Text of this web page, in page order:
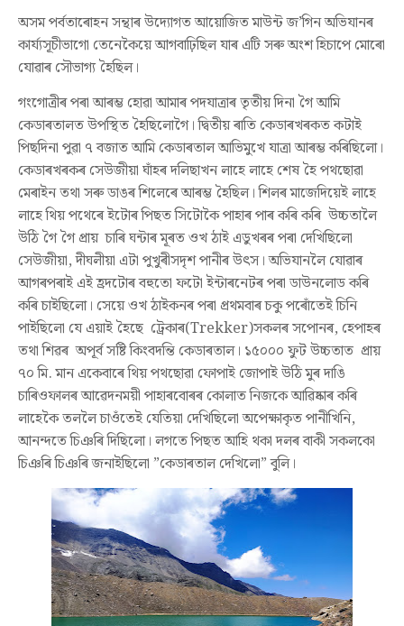
অসম পৰ্বতাৰোহন সন্থাৰ উদ্যোগত আয়োজিত মাউন্ট জ’গিন অভিযানৰ
কাৰ্য্যসূচীভাগো তেনেকৈয়ে আগবাঢ়িছিলযাৰ এটি সৰু অংশ হিচাপে মোৰো
যোৱাৰ সৌভাগ্য হৈছিল।
গংগোত্ৰীৰ পৰা আৰম্ভ হোৱা আমাৰ পদযাত্ৰাৰ তৃতীয় দিনা গৈ আমি
কেডাৰতালত উপস্থিতহৈছিলোগৈ। দ্বিতীয় ৰাতি কেডাৰখৰকত কটাই
পিছদিনা পুৱা ৭ বজাত আমি কেডাৰতাল আভিমুখে যাত্ৰা আৰম্ভ কৰিছিলো।
কেডাৰখৰকৰ সেউজীয়া ঘাঁহৰদলিছাখন লাহে লাহে শেষ হৈ পথছোৱা
মেৰাইন তথা সৰু ডাঙৰ শিলেৰে আৰম্ভ হৈছিল। শিলৰ মাজেদিয়েই লাহে
লাহে থিয় পথেৰেইটোৰ পিছত সিটোকৈ পাহাৰ পাৰ কৰি কৰি উচ্চতালৈ
উঠি গৈ গৈ প্ৰায় চাৰি ঘন্টাৰ মূৰত ওখ ঠাই এডুখৰৰ পৰা দেখিছিলো
সেউজীয়া,দীঘলীয়া এটা পুখুৰীসদৃশ পানীৰ উৎস।অভিযানলৈ যোৱাৰ
আগৰপৰাই এই হ্ৰদটোৰ বহুতো ফটো ইন্টাৰনেটৰ পৰা ডাউনলোড কৰি
কৰি চাইছিলো। সেয়ে ওখ ঠাইকনৰ পৰা প্ৰথমবাৰ চকু পৰোঁতেই চিনি
পাইছিলো যে এয়াই হৈছে ট্ৰেকাৰ(Trekker)সকলৰ সপোনৰ, হেপাহৰ
তথা শিৱৰ অপূৰ্ব সষ্টি কিংবদন্তি কেডাৰতাল। ১৫০০০ ফুট উচ্চতাত প্ৰায়
৭০ মি. মান একেবাৰে থিয় পথছোৱা ফোপাই জোপাই উঠি মুৰ দাঙি
চাৰিওফালৰ আৱেদনময়ী পাহাৰবোৰৰ কোলাত নিজকে আৱিষ্কাৰ কৰি
লাহেকৈ তললৈ চাওঁতেই যেতিয়া দেখিছিলো অপেক্ষাকৃত পানীখিনি,
আনন্দতে চিঞৰি দিছিলো। লগতে পিছত আহি থকা দলৰ বাকী সকলকো
চিঞৰি চিঞৰি জনাইছিলো ”কেডাৰতাল দেখিলো” বুলি।